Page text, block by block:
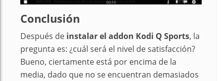
Conclusión
Después de instalar el addon Kodi Q Sports, la
pregunta es: ¿cuál será el nivel de satisfacción?
Bueno, ciertamente está por encima de la
media, dado que no se encuentran demasiados